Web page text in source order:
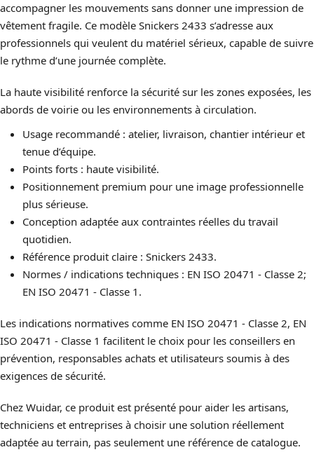
accompagner les mouvements sans donner une impression de
vêtement fragile. Ce modèle Snickers 2433 s’adresse aux
professionnels qui veulent du matériel sérieux, capable de suivre
le rythme d’une journée complète.
La haute visibilité renforce la sécurité sur les zones exposées, les
abords de voirie ou les environnements à circulation.
Usage recommandé : atelier, livraison, chantier intérieur et
tenue d’équipe.
Points forts : haute visibilité.
Positionnement premium pour une image professionnelle
plus sérieuse.
Conception adaptée aux contraintes réelles du travail
quotidien.
Référence produit claire : Snickers 2433.
Normes / indications techniques : EN ISO 20471 - Classe 2;
EN ISO 20471 - Classe 1.
Les indications normatives comme EN ISO 20471 - Classe 2, EN
ISO 20471 - Classe 1 facilitent le choix pour les conseillers en
prévention, responsables achats et utilisateurs soumis à des
exigences de sécurité.
Chez Wuidar, ce produit est présenté pour aider les artisans,
techniciens et entreprises à choisir une solution réellement
adaptée au terrain, pas seulement une référence de catalogue.